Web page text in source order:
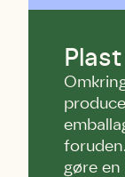
gøre en